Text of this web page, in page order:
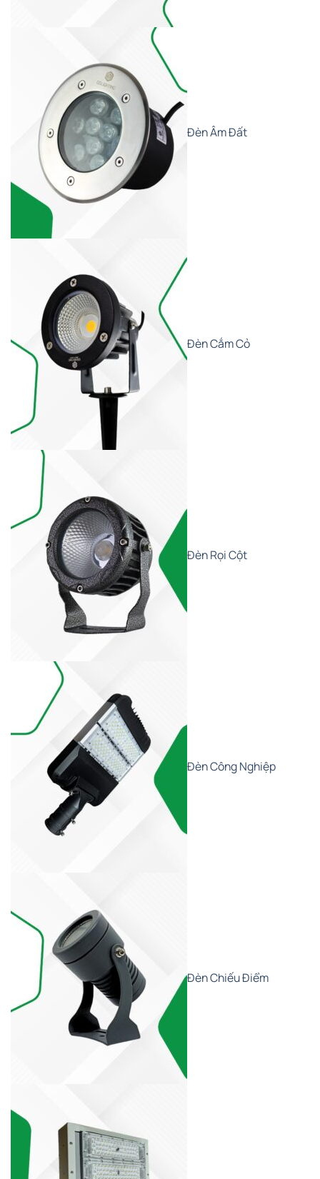
Đèn Âm Đất
Đèn Cắm Cỏ
Đèn Rọi Cột
Đèn Công Nghiệp
Đèn Chiếu Điểm